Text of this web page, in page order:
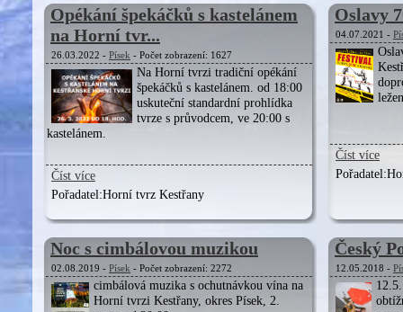
Opékání špekáčků s kastelánem
na Horní tvr...
26.03.2022 - Písek - Počet zobrazení: 1627
Na Horní tvrzi tradiční opékání
špekáčků s kastelánem. od 18:00
uskuteční standardní prohlídka
tvrze s průvodcem, ve 20:00 s
kastelánem.
Číst více
Pořadatel:Horní tvrz Kestřany
Oslavy
04.07.2021 -
Číst více
Pořadatel:
Noc s cimbálovou muzikou
02.08.2019 - Písek - Počet zobrazení: 2272
cimbálová muzika s ochutnávkou vína na
Horní tvrzi Kestřany, okres Písek, 2.
Český
12.05.2018 -